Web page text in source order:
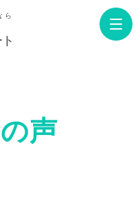
ら
声